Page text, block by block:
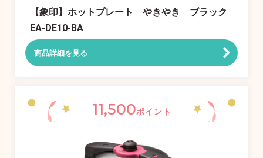
【象印】ホットプレート やきやき ブラック
EA-DE10-BA
商品詳細を見る
11,500ポイント